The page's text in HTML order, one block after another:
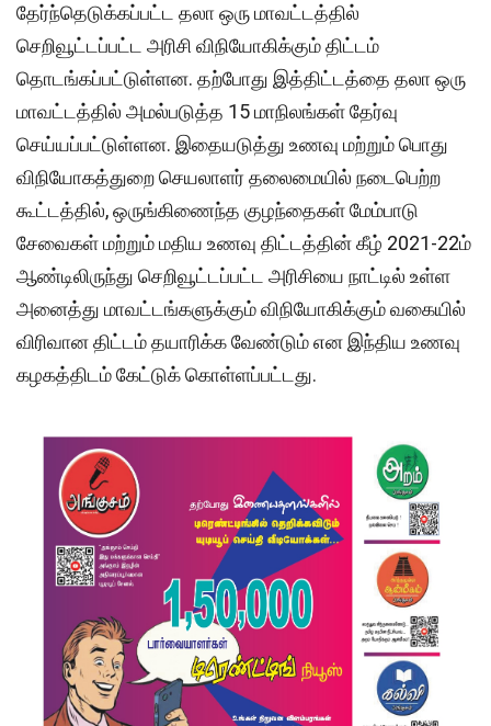
தேர்ந்தெடுக்கப்பட்ட தலா ஒரு மாவட்டத்தில்
செறிவூட்டப்பட்ட அரிசி விநியோகிக்கும் திட்டம்
தொடங்கப்பட்டுள்ளன. தற்போது இத்திட்டத்தை தலா ஒரு
மாவட்டத்தில் அமல்படுத்த 15 மாநிலங்கள் தேர்வு
செய்யப்பட்டுள்ளன. இதையடுத்து உணவு மற்றும் பொது
விநியோகத்துறை செயலாளர் தலைமையில் நடைபெற்ற
கூட்டத்தில், ஒருங்கிணைந்த குழந்தைகள் மேம்பாடு
சேவைகள் மற்றும் மதிய உணவு திட்டத்தின் கீழ் 2021-22ம்
ஆண்டிலிருந்து செறிவூட்டப்பட்ட அரிசியை நாட்டில் உள்ள
அனைத்து மாவட்டங்களுக்கும் விநியோகிக்கும் வகையில்
விரிவான திட்டம் தயாரிக்க வேண்டும் என இந்திய உணவு
கழகத்திடம் கேட்டுக் கொள்ளப்பட்டது.